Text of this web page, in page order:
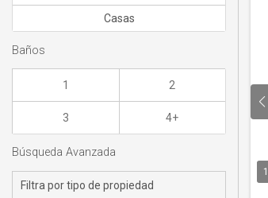
1
Casas
Baños
1 2
3 4+
Búsqueda Avanzada
Filtra por tipo de propiedad